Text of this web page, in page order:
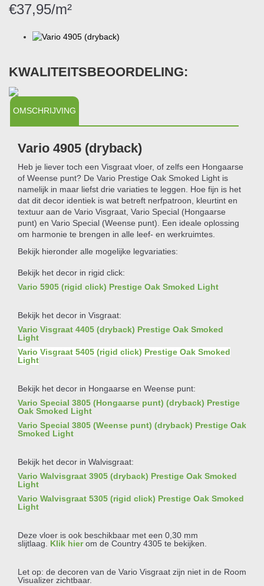
€37,95/m²
KWALITEITSBEOORDELING:
OMSCHRIJVING
Vario 4905 (dryback)
Heb je liever toch een Visgraat vloer, of zelfs een Hongaarse
of Weense punt? De Vario Prestige Oak Smoked Light is
namelijk in maar liefst drie variaties te leggen. Hoe fijn is het
dat dit decor identiek is wat betreft nerfpatroon, kleurtint en
textuur aan de Vario Visgraat, Vario Special (Hongaarse
punt) en Vario Special (Weense punt). Een ideale oplossing
om harmonie te brengen in alle leef- en werkruimtes.
Bekijk hieronder alle mogelijke legvariaties:
Bekijk het decor in rigid click:
Vario 5905 (rigid click) Prestige Oak Smoked Light
Bekijk het decor in Visgraat:
Vario Visgraat 4405 (dryback) Prestige Oak Smoked
Light
Vario Visgraat 5405 (rigid click) Prestige Oak Smoked
Light
Bekijk het decor in Hongaarse en Weense punt:
Vario Special 3805 (Hongaarse punt) (dryback) Prestige
Oak Smoked Light
Vario Special 3805 (Weense punt) (dryback) Prestige Oak
Smoked Light
Bekijk het decor in Walvisgraat:
Vario Walvisgraat 3905 (dryback) Prestige Oak Smoked
Light
Vario Walvisgraat 5305 (rigid click) Prestige Oak Smoked
Light
Deze vloer is ook beschikbaar met een 0,30 mm
slijtlaag. Klik hierom de Country 4305 te bekijken.
Let op: de decoren van de Vario Visgraat zijn niet in de Room
Visualizer zichtbaar.